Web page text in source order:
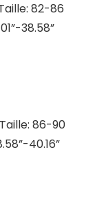
82-86
38.58”
86-90
40.16”